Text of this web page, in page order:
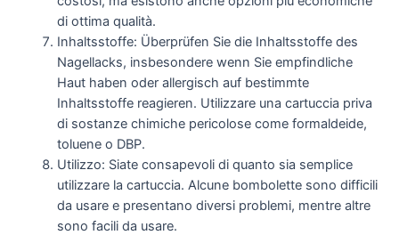
di ottima qualità.
Inhaltsstoffe: Überprüfen Sie die Inhaltsstoffe des
Nagellacks, insbesondere wenn Sie empfindliche
Haut haben oder allergisch auf bestimmte
Inhaltsstoffe reagieren. Utilizzare una cartuccia priva
di sostanze chimiche pericolose come formaldeide,
toluene o DBP.
Utilizzo: Siate consapevoli di quanto sia semplice
utilizzare la cartuccia. Alcune bombolette sono difficili
da usare e presentano diversi problemi, mentre altre
sono facili da usare.